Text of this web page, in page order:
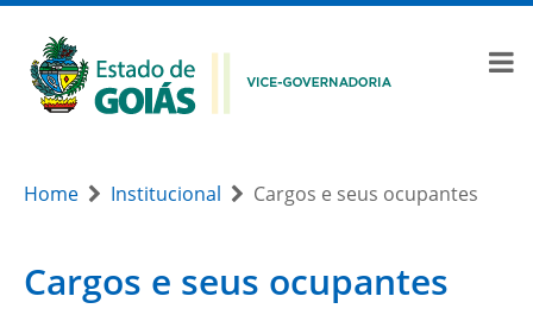
Home Institucional Cargos e seus ocupantes
Cargos e seus ocupantes